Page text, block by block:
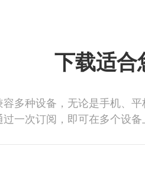
下载适合
多种设备，无论是手机、
过一次订阅，即可在多个设备